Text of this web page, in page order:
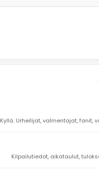
Kyllä. Urheilijat, valmentajat, fanit,
Kilpailutiedot, aikataulut,